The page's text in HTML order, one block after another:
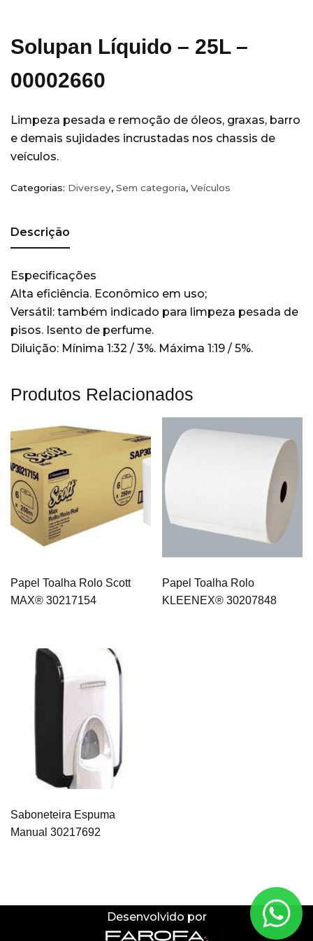
Hobart (3)
Hospitais e Clínicas
Indústria (11)
Kimberly Clark (77)
Acessórios
Álcool Antisséptico (3)
Higiene Pessoal
Papel Higienico
Papel Toalha
Sabonete (6)
Wiper (18)
Lavagem mecânica de louças
Cozinhas (14)
Limpadoras e Conservadoras (2)
(2)
Restaurantes
Sem categoria
(204)
Veículos (4)
Wiper
(22)
Solupan Líquido – 25L –
00002660
Limpeza pesada e remoção de óleos, graxas, barro
e demais sujidades incrustadas nos chassis de
veículos.
Categorias: Diversey, Sem categoria, Veículos
Descrição
Especificações
Alta eficiência. Econômico em uso;
Versátil: também indicado para limpeza pesada de
pisos. Isento de perfume.
Diluição: Mínima 1:32 / 3%. Máxima 1:19 / 5%.
Produtos Relacionados
Papel Toalha Rolo Scott
MAX® 30217154
Papel Toalha Rolo
KLEENEX® 30207848
Saboneteira Espuma
Manual 30217692
Desenvolvido por